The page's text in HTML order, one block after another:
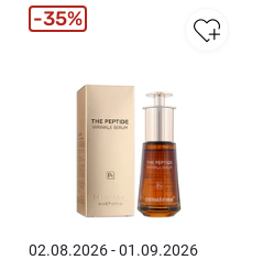
02.08.2026 - 01.09.2026
35%